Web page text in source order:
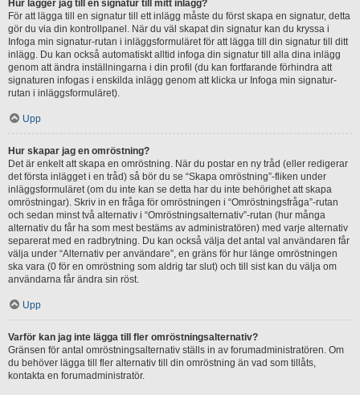
Hur lägger jag till en signatur till mitt inlägg?
För att lägga till en signatur till ett inlägg måste du först skapa en signatur, detta
gör du via din kontrollpanel. När du väl skapat din signatur kan du kryssa i
Infoga min signatur-rutan i inläggsformuläret för att lägga till din signatur till ditt
inlägg. Du kan också automatiskt alltid infoga din signatur till alla dina inlägg
genom att ändra inställningarna i din profil (du kan fortfarande förhindra att
signaturen infogas i enskilda inlägg genom att klicka ur Infoga min signatur-
rutan i inläggsformuläret).
Upp
Hur skapar jag en omröstning?
Det är enkelt att skapa en omröstning. När du postar en ny tråd (eller redigerar
det första inlägget i en tråd) så bör du se “Skapa omröstning”-fliken under
inläggsformuläret (om du inte kan se detta har du inte behörighet att skapa
omröstningar). Skriv in en fråga för omröstningen i “Omröstningsfråga”-rutan
och sedan minst två alternativ i “Omröstningsalternativ”-rutan (hur många
alternativ du får ha som mest bestäms av administratören) med varje alternativ
separerat med en radbrytning. Du kan också välja det antal val användaren får
välja under “Alternativ per användare”, en gräns för hur länge omröstningen
ska vara (0 för en omröstning som aldrig tar slut) och till sist kan du välja om
användarna får ändra sin röst.
Upp
Varför kan jag inte lägga till fler omröstningsalternativ?
Gränsen för antal omröstningsalternativ ställs in av forumadministratören. Om
du behöver lägga till fler alternativ till din omröstning än vad som tillåts,
kontakta en forumadministratör.